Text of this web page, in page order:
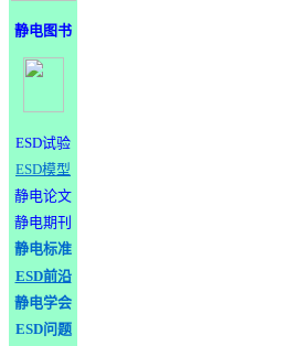
静电图书
ESD试验
ESD模型
静电论文
静电期刊
静电标准
ESD前沿
静电学会
ESD问题